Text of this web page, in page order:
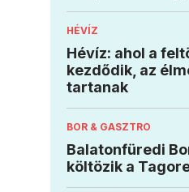
HÉVÍZ
Hévíz: ahol a
kezdődik, az
tartanak
BOR & GASZTRO
Balatonfüredi
költözik a